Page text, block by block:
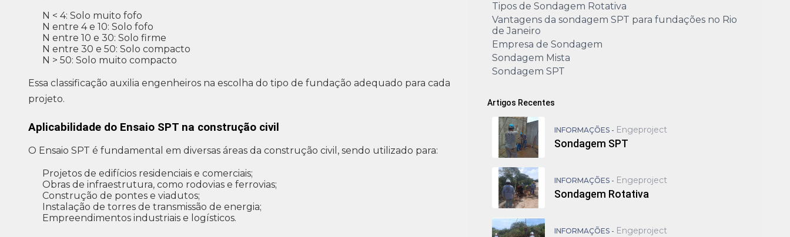
N < 4: Solo muito fofo
N entre 4 e 10: Solo fofo
N entre 10 e 30: Solo firme
N entre 30 e 50: Solo compacto
N > 50: Solo muito compacto
Essa classificação auxilia engenheiros na escolha do tipo de fundação adequado para cada
projeto.
Aplicabilidade do Ensaio SPT na construção civil
O Ensaio SPT é fundamental em diversas áreas da construção civil, sendo utilizado para:
Projetos de edifícios residenciais e comerciais;
Obras de infraestrutura, como rodovias e ferrovias;
Construção de pontes e viadutos;
Instalação de torres de transmissão de energia;
Empreendimentos industriais e logísticos.
Tipos de Sondagem Rotativa
Vantagens da sondagem SPT para fundações no Rio
de Janeiro
Empresa de Sondagem
Sondagem Mista
Sondagem SPT
Artigos Recentes
INFORMAÇÕES - Engeproject
Sondagem SPT
INFORMAÇÕES - Engeproject
Sondagem Rotativa
INFORMAÇÕES - Engeproject